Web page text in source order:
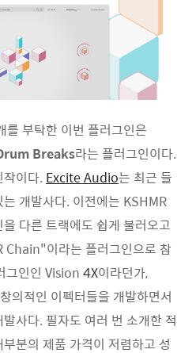
부탁한 이번 플러그인은
Breaks라는 플러그인이다.
이다. Excite Audio는 최근 들
개발사다. 이전에는 KSHMR
다른 트랙에도 쉽게 불러오고
Chain"이라는 플러그인으로 참
그인인 Vision 4X이라던가,
적인 이펙터들을 개발하면서
사다. 필자도 여러 번 소개한 적
분의 제품 가격이 저렴하고 성